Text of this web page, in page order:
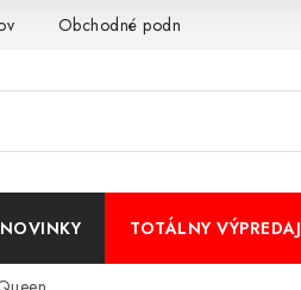
Obchodné podmienky
NOVINKY TOTÁLNY VÝPREDAJ